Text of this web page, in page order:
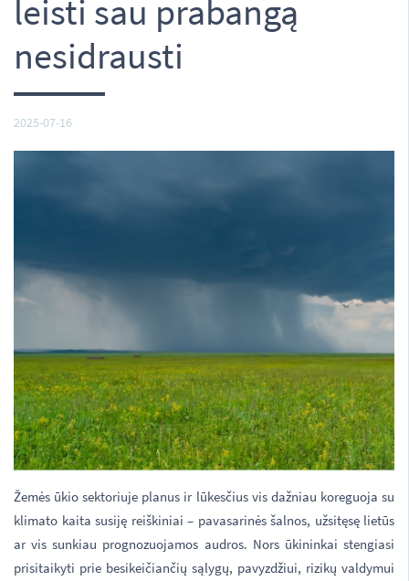
leisti sau prabangą
nesidrausti
2025-07-16
Žemės ūkio sektoriuje planus ir lūkesčius vis dažniau koreguoja su
klimato kaita susiję reiškiniai – pavasarinės šalnos, užsitęsę lietūs
ar vis sunkiau prognozuojamos audros. Nors ūkininkai stengiasi
prisitaikyti prie besikeičiančių sąlygų, pavyzdžiui, rizikų valdymui